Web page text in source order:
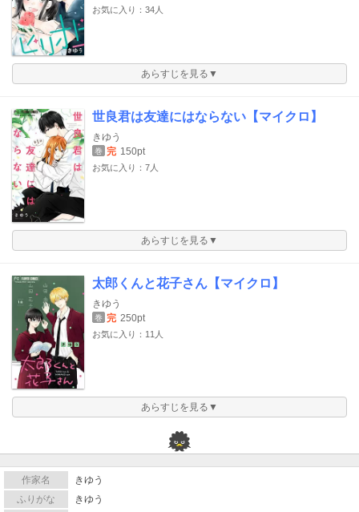
お気に入り：34人
あらすじを見る▼
世良君は友達にはならない【マイクロ】
きゆう
巻 完 150pt
お気に入り：7人
あらすじを見る▼
太郎くんと花子さん【マイクロ】
きゆう
巻 完 250pt
お気に入り：11人
あらすじを見る▼
作家名
きゆう
ふりがな
きゆう